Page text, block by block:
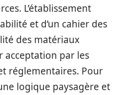
L’établissement
et d’un cahier des
des matériaux
acceptation par les
réglementaires. Pour
logique paysagère et